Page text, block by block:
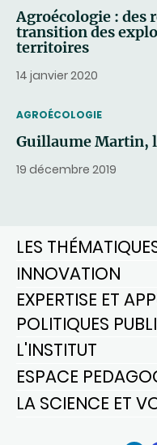
Agroécologie : des
transition des
territoires
14 janvier 2020
THEMATIC
AGROÉCOLOGIE
Guillaume Martin,
19 décembre 2019
LES
INNOVATION
EXPERTISE ET
POLITIQUES
L'INSTITUT
ESPACE
LA SCIENCE ET